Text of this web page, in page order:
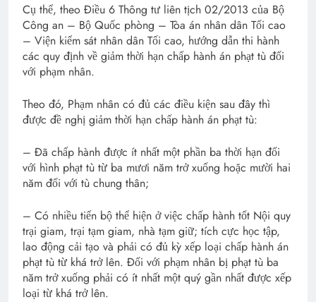
Cụ thể, theo Điều 6 Thông tư liên tịch 02/2013 của Bộ
Công an – Bộ Quốc phòng – Tòa án nhân dân Tối cao
– Viện kiểm sát nhân dân Tối cao, hướng dẫn thi hành
các quy định về giảm thời hạn chấp hành án phạt tù đối
với phạm nhân.
Theo đó, Phạm nhân có đủ các điều kiện sau đây thì
được đề nghị giảm thời hạn chấp hành án phạt tù:
– Đã chấp hành được ít nhất một phần ba thời hạn đối
với hình phạt tù từ ba mươi năm trở xuống hoặc mười hai
năm đối với tù chung thân;
– Có nhiều tiến bộ thể hiện ở việc chấp hành tốt Nội quy
trại giam, trại tạm giam, nhà tạm giữ; tích cực học tập,
lao động cải tạo và phải có đủ kỳ xếp loại chấp hành án
phạt tù từ khá trở lên. Đối với phạm nhân bị phạt tù ba
năm trở xuống phải có ít nhất một quý gần nhất được xếp
loại từ khá trở lên.